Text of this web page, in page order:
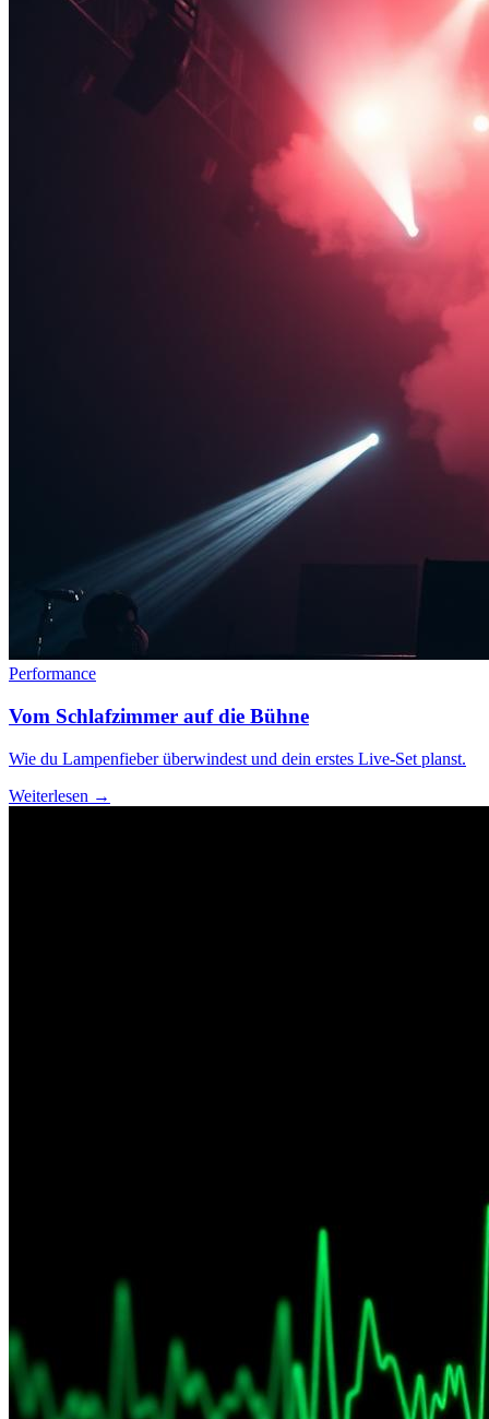
Performance
Vom Schlafzimmer auf die Bühne
Wie du Lampenfieber überwindest und dein erstes Live-Set planst.
Weiterlesen →